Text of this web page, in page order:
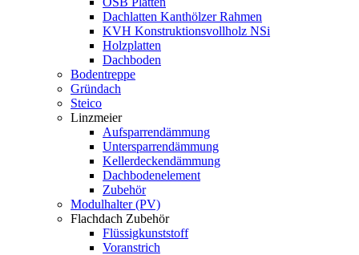
Dachlatten Kanthölzer Rahmen
KVH Konstruktionsvollholz NSi
Holzplatten
Dachboden
Bodentreppe
Gründach
Steico
Linzmeier
Aufsparrendämmung
Untersparrendämmung
Kellerdeckendämmung
Dachbodenelement
Zubehör
Modulhalter (PV)
Flachdach Zubehör
Flüssigkunststoff
Voranstrich